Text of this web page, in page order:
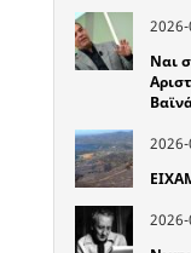
Ναι